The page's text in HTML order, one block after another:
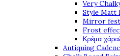
Very
Style Matt
Mirror
Frost
Κρέμα
Antiquing